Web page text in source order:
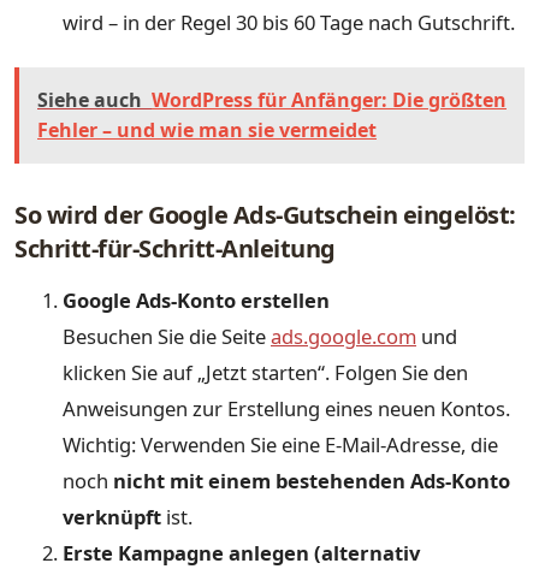
wird – in der Regel 30 bis 60 Tage nach Gutschrift.
Siehe auch WordPress für Anfänger: Die größten
Fehler – und wie man sie vermeidet
So wird der Google Ads-Gutschein eingelöst:
Schritt-für-Schritt-Anleitung
Google Ads-Konto erstellen
Besuchen Sie die Seiteads.google.com und
klicken Sie auf „Jetzt starten“. Folgen Sie den
Anweisungen zur Erstellung eines neuen Kontos.
Wichtig: Verwenden Sie eine E-Mail-Adresse, die
noch nicht mit einem bestehenden Ads-Konto
verknüpft ist.
Erste Kampagne anlegen (alternativ